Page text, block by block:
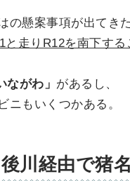
の懸案事項が出てき
走りR12を南下する
ながわ」 があるし、
ニもいくつかある。
川経由で猪